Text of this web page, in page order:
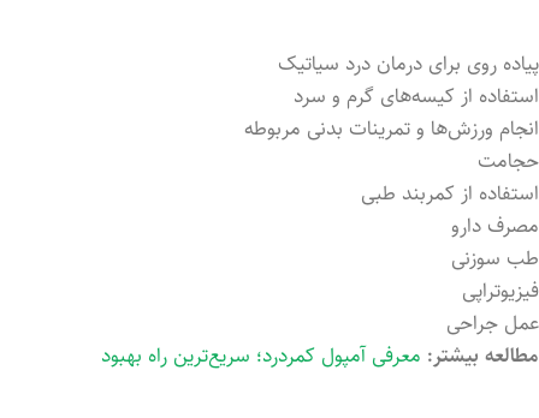
پیاده روی برای درمان درد سیاتیک
استفاده از کیسه‌های گرم و سرد
انجام ورزش‌ها و تمرینات بدنی مربوطه
حجامت
استفاده از کمربند طبی
مصرف دارو
طب سوزنی
فیزیوتراپی
عمل جراحی
مطالعه بیشتر: معرفی آمپول کمردرد؛ سریع‌ترین راه بهبود